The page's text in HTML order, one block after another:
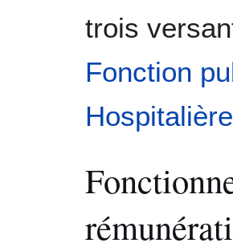
trois
Fonction
Hospitalière